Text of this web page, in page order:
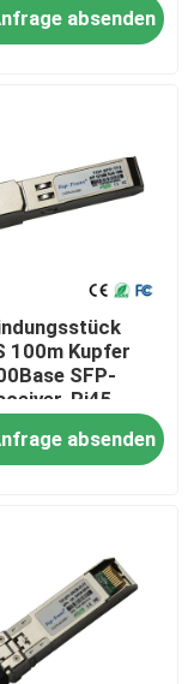
absenden
100m Kupfer
SFP-
Rj45
absenden